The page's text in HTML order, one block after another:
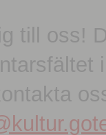
till oss!